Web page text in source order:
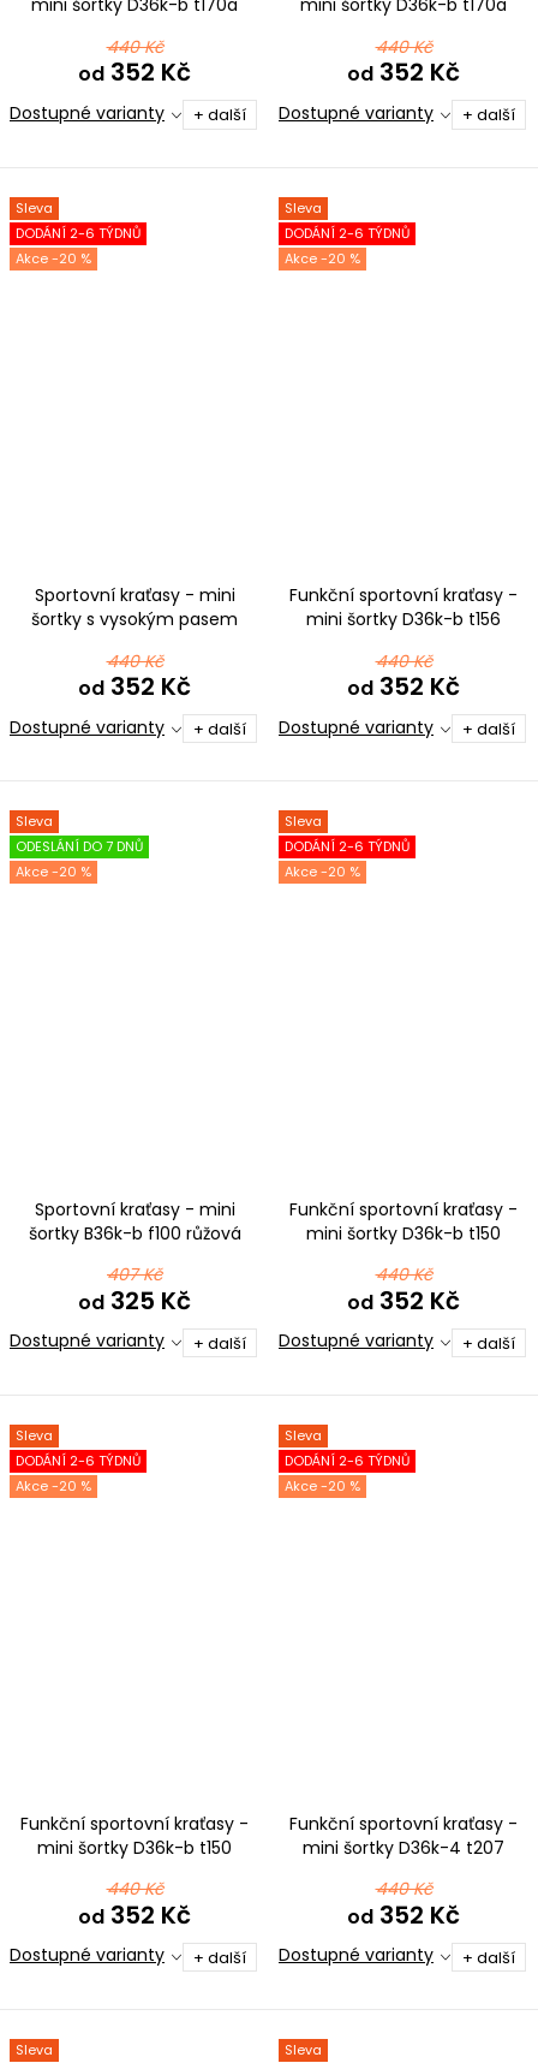
mini šortky D36k-b t170a
440 Kč
od 352 Kč
Dostupné varianty + další
mini šortky D36k-b t170a
440 Kč
od 352 Kč
Dostupné varianty + další
Sleva
DODÁNÍ 2-6 TÝDNŮ
-20 %
Sportovní kraťasy - mini
šortky s vysokým pasem
440 Kč
od 352 Kč
Dostupné varianty + další
Sleva
DODÁNÍ 2-6 TÝDNŮ
-20 %
Funkční sportovní kraťasy -
mini šortky D36k-b t156
440 Kč
od 352 Kč
Dostupné varianty + další
Sleva
ODESLÁNÍ DO 7 DNŮ
-20 %
Sportovní kraťasy - mini
šortky B36k-b f100 růžová
407 Kč
od 325 Kč
Dostupné varianty + další
Sleva
DODÁNÍ 2-6 TÝDNŮ
-20 %
Funkční sportovní kraťasy -
mini šortky D36k-b t150
440 Kč
od 352 Kč
Dostupné varianty + další
Sleva
DODÁNÍ 2-6 TÝDNŮ
-20 %
Funkční sportovní kraťasy -
mini šortky D36k-b t150
440 Kč
od 352 Kč
Dostupné varianty + další
Sleva
DODÁNÍ 2-6 TÝDNŮ
-20 %
Funkční sportovní kraťasy -
mini šortky D36k-4 t207
440 Kč
od 352 Kč
Dostupné varianty + další
Sleva
Sleva